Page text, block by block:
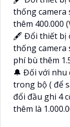
thống camera
thêm 400.000
🖋 Đổi thiết bị ổ
thống camera
phí bù thêm
🔔 Đối với nhu
trong bộ ( để
đổi đầu ghi 4
thêm là